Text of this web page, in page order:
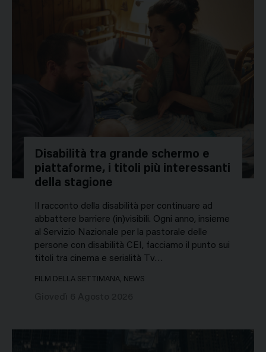
Disabilità tra grande schermo e
piattaforme, i titoli più interessanti
della stagione
Il racconto della disabilità per continuare ad
abbattere barriere (in)visibili. Ogni anno, insieme
al Servizio Nazionale per la pastorale delle
persone con disabilità CEI, facciamo il punto sui
titoli tra cinema e serialità Tv…
FILM DELLA SETTIMANA, NEWS